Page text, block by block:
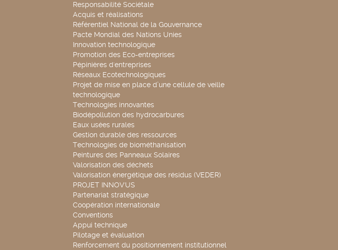
Responsabilité Sociétale
Acquis et réalisations
Référentiel National de la Gouvernance
Pacte Mondial des Nations Unies
Innovation technologique
Promotion des Eco-entreprises
Pépinières d'entreprises
Réseaux Ecotechnologiques
Projet de mise en place d’une cellule de veille
technologique
Technologies innovantes
Biodépollution des hydrocarbures
Eaux usées rurales
Gestion durable des ressources
Technologies de biométhanisation
Peintures des Panneaux Solaires
Valorisation des déchets
Valorisation énergétique des résidus (VEDER)
PROJET INNOV'US
Partenariat stratégique
Coopération internationale
Conventions
Appui technique
Pilotage et évaluation
Renforcement du positionnement institutionnel